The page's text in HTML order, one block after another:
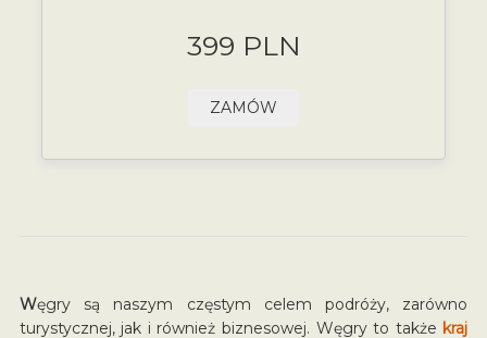
399 PLN
ZAMÓW
Węgry są naszym częstym celem podróży, zarówno
turystycznej, jak i również biznesowej. Węgry to także kraj